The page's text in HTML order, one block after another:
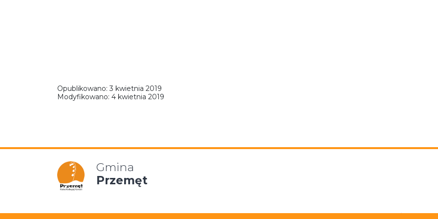
Opublikowano:3 kwietnia 2019
Modyfikowano: 4 kwietnia 2019
Gmina
Przemęt
Mapa strony Polityka prywatności Deklaracja dostępności Film z